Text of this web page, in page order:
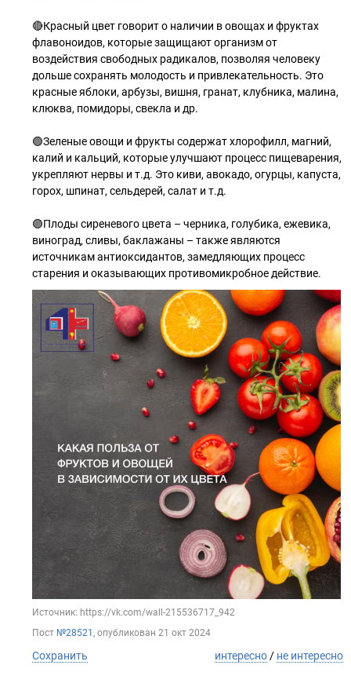
🔴Красный цвет говорит о наличии в овощах и фруктах
флавоноидов, которые защищают организм от
воздействия свободных радикалов, позволяя человеку
дольше сохранять молодость и привлекательность. Это
красные яблоки, арбузы, вишня, гранат, клубника, малина,
клюква, помидоры, свекла и др.
🟢Зеленые овощи и фрукты содержат хлорофилл, магний,
калий и кальций, которые улучшают процесс пищеварения,
укрепляют нервы и т.д. Это киви, авокадо, огурцы, капуста,
горох, шпинат, сельдерей, салат и т.д.
🟣Плоды сиреневого цвета – черника, голубика, ежевика,
виноград, сливы, баклажаны – также являются
источникам антиоксидантов, замедляющих процесс
старения и оказывающих противомикробное действие.
Источник: https://vk.com/wall-215536717_942
Пост №28521 , опубликован 21 окт 2024
Сохранить интересно / не интересно